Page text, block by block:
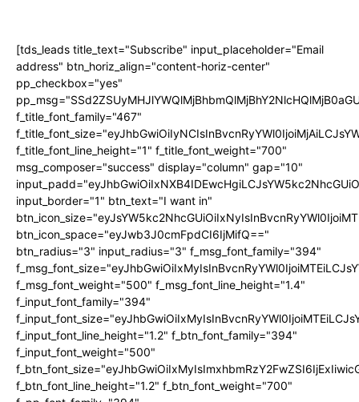
[tds_leads title_text="Subscribe" input_placeholder="Email
address" btn_horiz_align="content-horiz-center"
pp_checkbox="yes"
f_title_font_family="467"
f_title_font_line_height="1" f_title_font_weight="700"
msg_composer="success" display="column" gap="10"
input_border="1" btn_text="I want in"
btn_icon_space="eyJwb3J0cmFpdCI6IjMifQ=="
btn_radius="3" input_radius="3" f_msg_font_family="394"
f_msg_font_weight="500" f_msg_font_line_height="1.4"
f_input_font_family="394"
f_input_font_line_height="1.2" f_btn_font_family="394"
f_input_font_weight="500"
f_btn_font_line_height="1.2" f_btn_font_weight="700"